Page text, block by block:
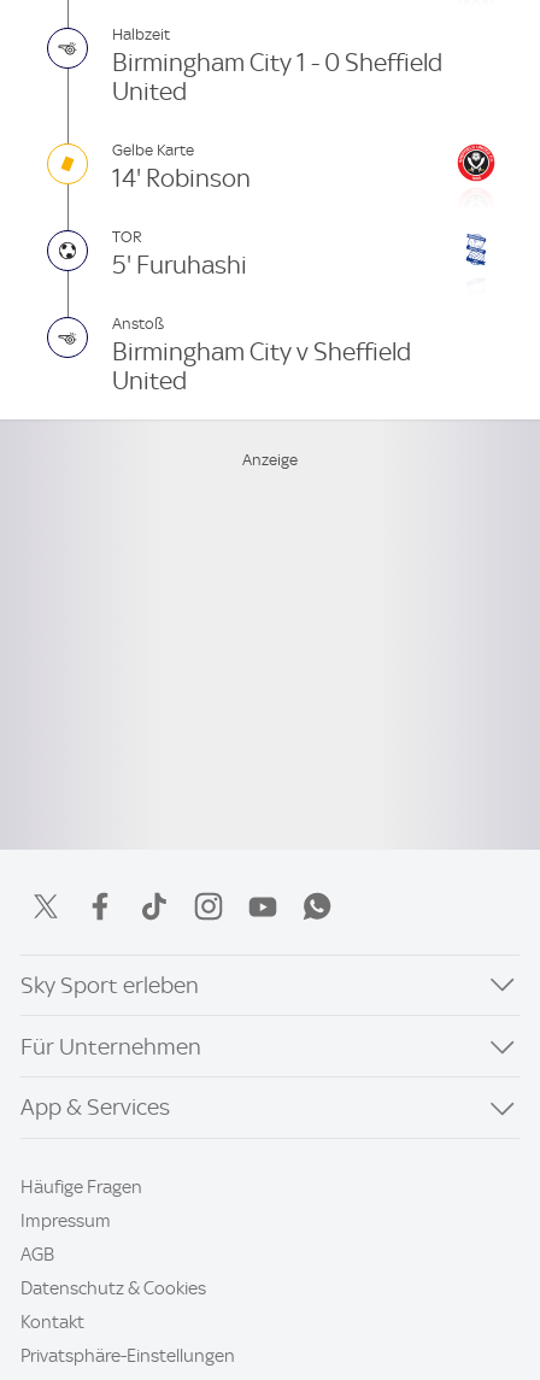
Halbzeit
Birmingham City 1 - 0 Sheffield
United
Gelbe Karte
14' Robinson
TOR
5' Furuhashi
Anstoß
Birmingham City v Sheffield
United
Sky Sport erleben
Für Unternehmen
App & Services
Häufige Fragen
Impressum
AGB
Datenschutz & Cookies
Kontakt
Privatsphäre-Einstellungen